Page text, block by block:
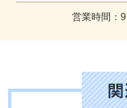
営業時間：